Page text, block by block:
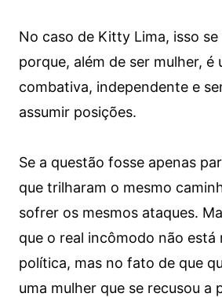
No caso de Kitty Lima, isso
porque, além de ser mulher, é
combativa, independente e
assumir posições.
Se a questão fosse apenas
que trilharam o mesmo
sofrer os mesmos ataques.
que o real incômodo não está
política, mas no fato de que
uma mulher que se recusou a